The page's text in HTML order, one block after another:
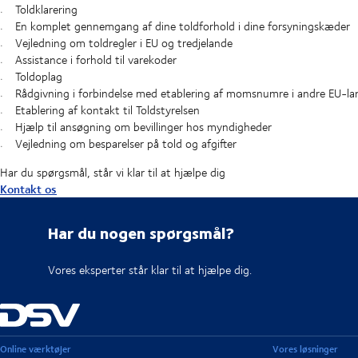
Toldklarering
En komplet gennemgang af dine toldforhold i dine forsyningskæder
Vejledning om toldregler i EU og tredjelande
Assistance i forhold til varekoder
Toldoplag
Rådgivning i forbindelse med etablering af momsnumre i andre EU-
Etablering af kontakt til Toldstyrelsen
Hjælp til ansøgning om bevillinger hos myndigheder
Vejledning om besparelser på told og afgifter
Har du spørgsmål, står vi klar til at hjælpe dig
Kontakt os
Har du nogen spørgsmål?
Vores eksperter står klar til at hjælpe dig.
Online værktøjer Vores løsninger